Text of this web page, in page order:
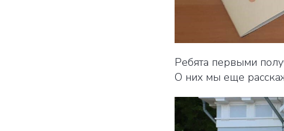
Ребята первыми
О них мы еще